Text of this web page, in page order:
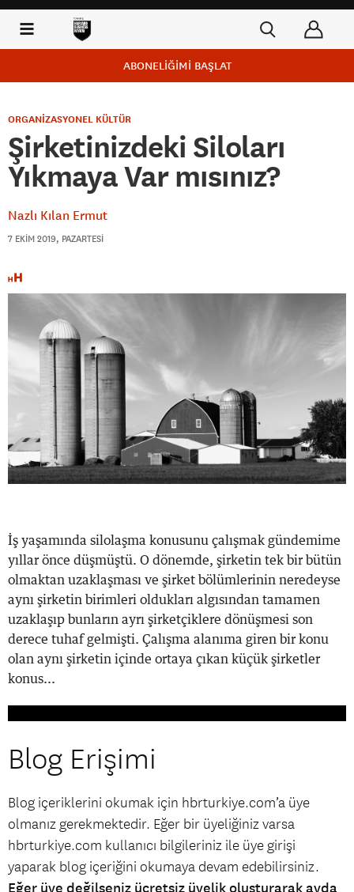
ABONELİĞİMİ BAŞLAT
ORGANİZASYONEL KÜLTÜR
Şirketinizdeki Siloları
Yıkmaya Var mısınız?
Nazlı Kılan Ermut
7 EKIM 2019, PAZARTESI
İş yaşamında silolaşma konusunu çalışmak gündemime
yıllar önce düşmüştü. O dönemde, şirketin tek bir bütün
olmaktan uzaklaşması ve şirket bölümlerinin neredeyse
aynı şirketin birimleri oldukları algısından tamamen
uzaklaşıp bunların ayrı şirketçiklere dönüşmesi son
derece tuhaf gelmişti. Çalışma alanıma giren bir konu
olan aynı şirketin içinde ortaya çıkan küçük şirketler
konus...
Blog Erişimi
Blog içeriklerini okumak için hbrturkiye.com’a üye
olmanız gerekmektedir. Eğer bir üyeliğiniz varsa
hbrturkiye.com kullanıcı bilgileriniz ile üye girişi
yaparak blog içeriğini okumaya devam edebilirsiniz.
Eğer üye değilseniz ücretsiz üyelik oluşturarak ayda